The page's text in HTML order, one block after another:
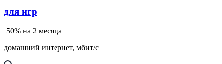
для игр
-50% на 2 месяца
домашний интернет, мбит/с